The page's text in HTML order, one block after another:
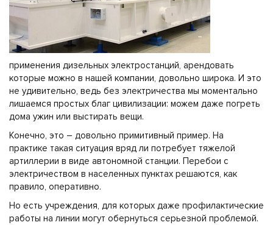
применения дизельных электростанций, арендовать
которые можно в нашей компании, довольно широка. И это
не удивительно, ведь без электричества мы моментально
лишаемся простых благ цивилизации: можем даже погреть
дома ужин или выстирать вещи.
Конечно, это – довольно примитивный пример. На
практике такая ситуация вряд ли потребует тяжелой
артиллерии в виде автономной станции. Перебои с
электричеством в населенных пунктах решаются, как
правило, оперативно.
Но есть учреждения, для которых даже профилактические
работы на линии могут обернуться серьезной проблемой.